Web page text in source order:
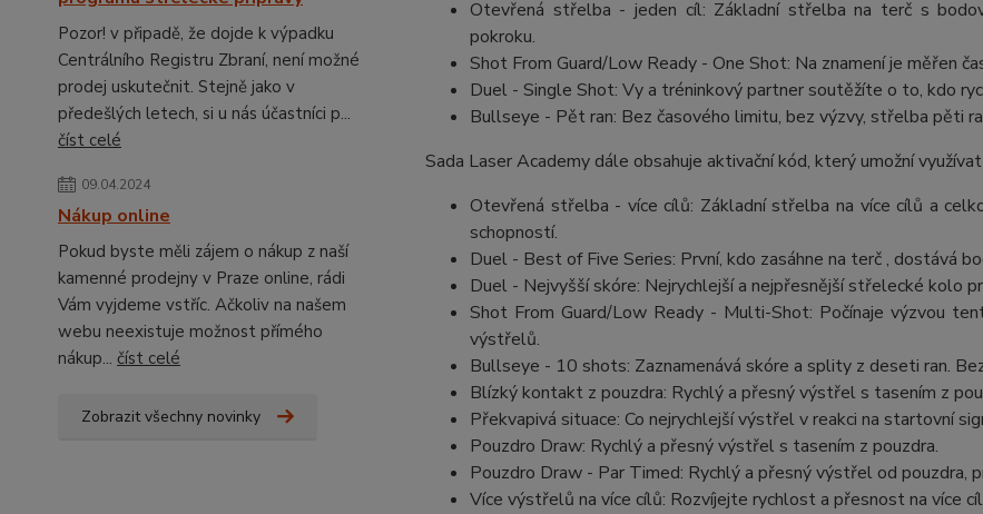
Pozor! v připadě, že dojde k výpadku
Centrálního Registru Zbraní, není možné
prodej uskutečnit. Stejně jako v
předešlých letech, si u nás účastníci p...
číst celé
09.04.2024
Nákup online
Pokud byste měli zájem o nákup z naší
kamenné prodejny v Praze online, rádi
Vám vyjdeme vstříc. Ačkoliv na našem
webu neexistuje možnost přímého
nákup... číst celé
Zobrazit všechny novinky
Otevřená střelba - jeden cíl: Základní střelba na terč s
pokroku.
Shot From Guard/Low Ready - One Shot: Na znamení je měřen
Duel - Single Shot: Vy a tréninkový partner soutěžíte o to, kdo
Bullseye - Pět ran: Bez časového limitu, bez výzvy, střelba pěti
Sada Laser Academy dále obsahuje aktivační kód, který umožní
Otevřená střelba - více cílů: Základní střelba na více cílů a
schopností.
Duel - Best of Five Series: První, kdo zasáhne na terč , dostává
Duel - Nejvyšší skóre: Nejrychlejší a nejpřesnější střelecké kolo
Shot From Guard/Low Ready - Multi-Shot: Počínaje výzvou
výstřelů.
Bullseye - 10 shots: Zaznamenává skóre a splity z deseti ran.
Blízký kontakt z pouzdra: Rychlý a přesný výstřel s tasením z
Překvapivá situace: Co nejrychlejší výstřel v reakci na startovní
Pouzdro Draw: Rychlý a přesný výstřel s tasením z pouzdra.
Pouzdro Draw - Par Timed: Rychlý a přesný výstřel od pouzdra,
Více výstřelů na více cílů: Rozvíjejte rychlost a přesnost na více